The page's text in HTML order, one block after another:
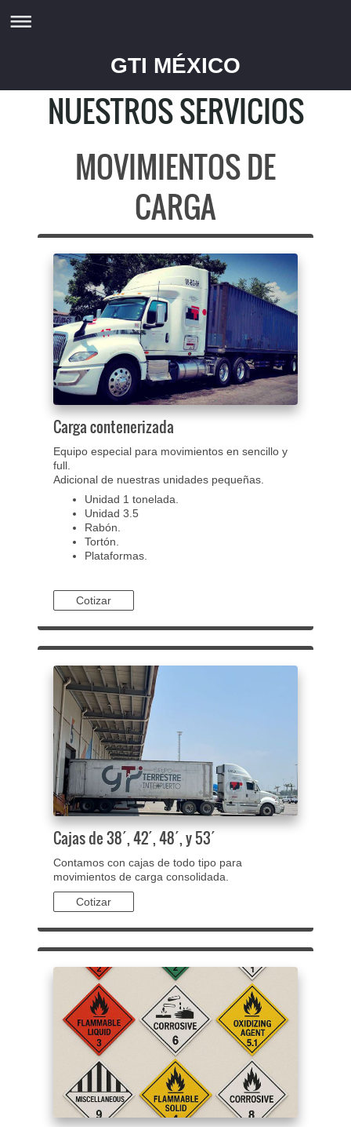
GTI MÉXICO
NUESTROS SERVICIOS
MOVIMIENTOS DE
CARGA
Carga contenerizada
Equipo especial para movimientos en sencillo y
full.
Adicional de nuestras unidades pequeñas.
Unidad 1 tonelada.
​Unidad 3.5
​Rabón.
Tortón.
Plataformas.
Cotizar
Cajas de 38´, 42´, 48´, y 53´
Contamos con cajas de todo tipo para
movimientos de carga consolidada.
Cotizar